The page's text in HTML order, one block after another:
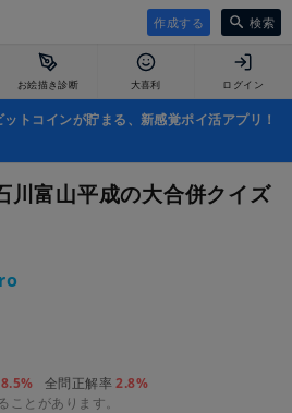
作成する 検索
お絵描き診断 大喜利 ログイン
トコインが貯まる、新感覚ポイ活アプリ！
川富山平成の大合併クイズ
全問正解率2.8%
とがあります。